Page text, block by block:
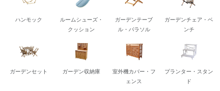
ハンモック
ルームシューズ・
クッション
ガーデンテーブ
ル・パラソル
ガーデンチェア・ベ
ンチ
ガーデンセット ガーデン収納庫
室外機カバー・フ
ェンス
プランター・スタン
ド